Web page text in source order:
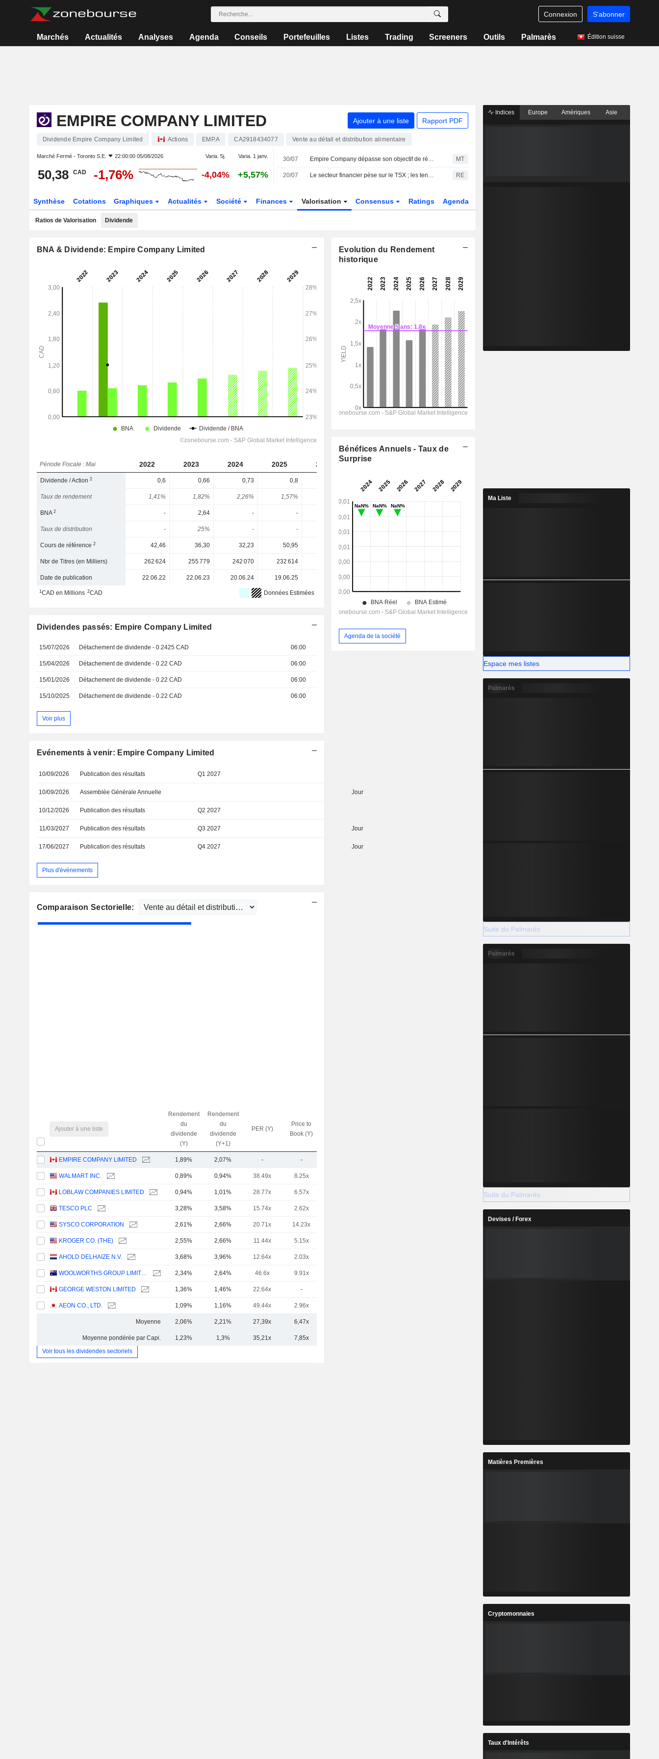
Connexion S'abonner
Marchés Actualités Analyses Agenda Conseils Portefeuilles Listes Trading Screeners Outils Palmarès Édition suisse
EMPIRE COMPANY LIMITED Ajouter à une liste Rapport PDF
Dividende Empire Company Limited Actions EMP.A CA2918434077 Vente au détail et distribution alimentaire
Marché Fermé - Toronto S.E. 22:00:00 05/08/2026 Varia. 5j. Varia. 1 janv.
50,38 CAD -1,76% -4,04% +5,57%
30/07 Empire Company dépasse son objectif de réduction des pertes et du gaspillage alimentaires MT
20/07 Le secteur financier pèse sur le TSX ; les tensions au Moyen-Orient persistent RE
Synthèse Cotations Graphiques Actualités Société Finances Valorisation Consensus Ratings Agenda
Ratios de Valorisation Dividende
BNA & Dividende: Empire Company Limited
Période Fiscale : Mai 2022 2023 2024 2025 2026
Dividende / Action2 0,6 0,66 0,73 0,8 0,97 1,06
Taux de rendement 1,41% 1,82% 2,26% 1,57%
BNA2 - 2,64 - -
Taux de distribution - 25% - - -
Cours de référence2 42,46 36,30 32,23 50,95 46,68 50,38 50,38
Nbr de Titres (en Milliers) 262 624 255 779 242 070 232 614 225 234 223 997 -
Date de publication 22.06.22 22.06.23 20.06.24 19.06.25 18.06.26
1CAD en Millions 2CAD Données Estimées
Dividendes passés: Empire Company Limited
15/07/2026 Détachement de dividende - 0.2425 CAD 06:00
15/04/2026 Détachement de dividende - 0.22 CAD 06:00
15/01/2026 Détachement de dividende - 0.22 CAD 06:00
15/10/2025 Détachement de dividende - 0.22 CAD 06:00
Voir plus
Evénements à venir: Empire Company Limited
10/09/2026 Publication des résultats Q1 2027
10/09/2026 Assemblée Générale Annuelle Jour
10/12/2026 Publication des résultats Q2 2027
11/03/2027 Publication des résultats Q3 2027 Jour
17/06/2027 Publication des résultats Q4 2027 Jour
Plus d'événements
Comparaison Sectorielle:
Ajouter à une liste
Rendement
du
dividende
(Y)
Rendement
du
dividende
(Y+1)
PER (Y)
Price to
Book (Y)
EMPIRE COMPANY LIMITED 1,89% 2,07% - -
WALMART INC. 0,89% 0,94% 38.49x 8.25x
LOBLAW COMPANIES LIMITED 0,94% 1,01% 28.77x 6.57x
TESCO PLC 3,28% 3,58% 15.74x 2.62x
SYSCO CORPORATION 2,61% 2,66% 20.71x 14.23x
KROGER CO. (THE) 2,55% 2,66% 11.44x 5.15x
AHOLD DELHAIZE N.V. 3,68% 3,96% 12.64x 2.03x
WOOLWORTHS GROUP LIMITED 2,34% 2,64% 46.6x 9.91x
GEORGE WESTON LIMITED 1,36% 1,46% 22.64x -
AEON CO., LTD. 1,09% 1,16% 49.44x 2.96x
Moyenne 2,06% 2,21% 27,39x 6,47x
Moyenne pondérée par Capi. 1,23% 1,3% 35,21x 7,85x
Voir tous les dividendes sectoriels
Evolution du Rendement
historique
Bénéfices Annuels - Taux de
Surprise
Agenda de la société
Indices Europe Amériques Asie
Ma Liste
Espace mes listes
Palmarès
Suite du Palmarès
Palmarès
Suite du Palmarès
Devises / Forex
Matières Premières
Cryptomonnaies
Taux d'Intérêts